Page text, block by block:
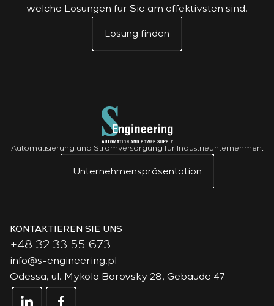
welche Lösungen für Sie am effektivsten sind.
Lösung finden
Automatisierung und Stromversorgung für Industrieunternehmen.
Unternehmenspräsentation
KONTAKTIEREN SIE UNS
+48 32 33 55 673
info@s-engineering.pl
Odessa, ul. Mykola Borovsky 28, Gebäude 47